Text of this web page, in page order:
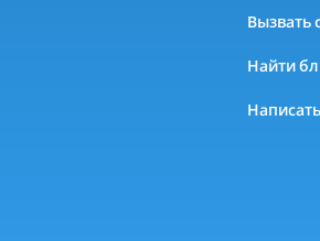
Вызвать
Найти